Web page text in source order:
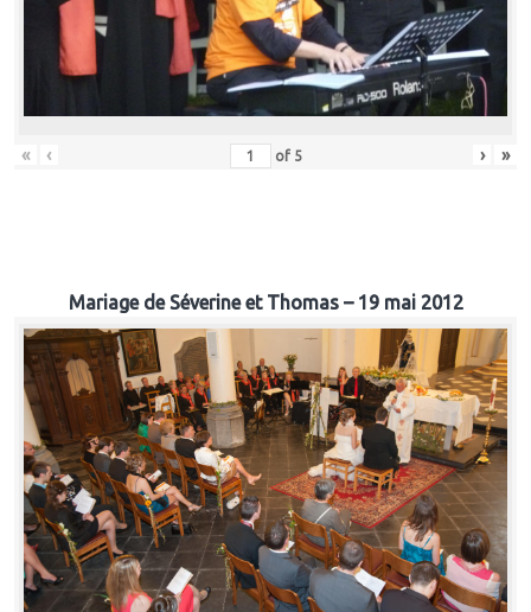
« ‹ of 5 › »
Mariage de Séverine et Thomas – 19 mai 2012